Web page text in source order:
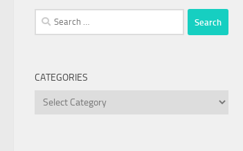
Search
for:
CATEGORIES
Categories